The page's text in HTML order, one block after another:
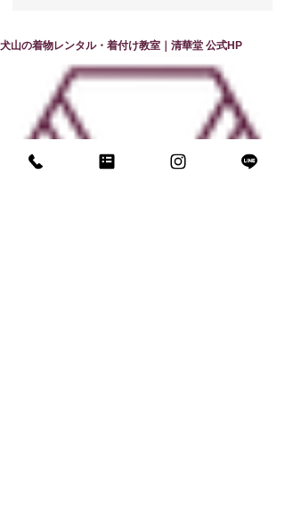
他装コースで学ぶ 誰
かの笑顔を創造する仕
犬山の着物レンタル・着付け教室｜清華堂 公式HP